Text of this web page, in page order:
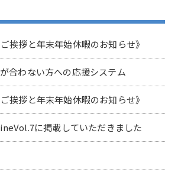
挨拶と年末年始休暇のお知らせ》
合わない方への応援システム
挨拶と年末年始休暇のお知らせ》
に掲載していただきました